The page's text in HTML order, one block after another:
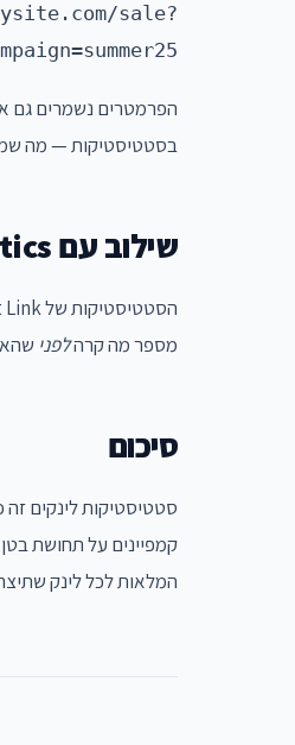
sale?
בסטטיסטיקות — מה
שילוב עם Google Analytics
הסטטיסטיקות של Botomat Link
מספר מה קרהלפני
סיכום
סטטיסטיקות לינקים
קמפיינים על תחושת
המלאות לכל לינק